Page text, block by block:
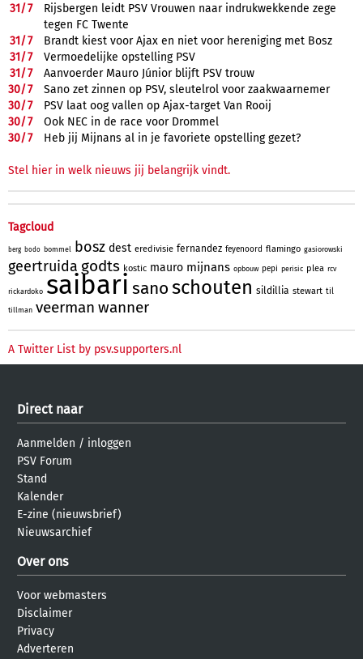
31/7
Rijsbergen leidt PSV Vrouwen naar indrukwekkende zege
tegen FC Twente
31/7
Brandt kiest voor Ajax en niet voor hereniging met Bosz
31/7
Vermoedelijke opstelling PSV
31/7
Aanvoerder Mauro Júnior blijft PSV trouw
30/7
Sano zet zinnen op PSV, sleutelrol voor zaakwaarnemer
30/7
PSV laat oog vallen op Ajax-target Van Rooij
30/7
Ook NEC in de race voor Drommel
30/7 Heb jij Mijnans al in je favoriete opstelling gezet?
Stel hier in welk nieuws jij belangrijk vindt.
Tagcloud
berg bodo bommel bosz dest eredivisie fernandez feyenoord flamingo gasiorowski
geertruida godts kostic mauro mijnans opbouw pepi perisic plea rcv
rickardoko saibari sanoschouten sildillia stewart til
tillman veerman wanner
A Twitter List by psv.supporters.nl
Direct naar
Aanmelden / inloggen
PSV Forum
Stand
Kalender
E-zine (nieuwsbrief)
Nieuwsarchief
Over ons
Voor webmasters
Disclaimer
Privacy
Adverteren